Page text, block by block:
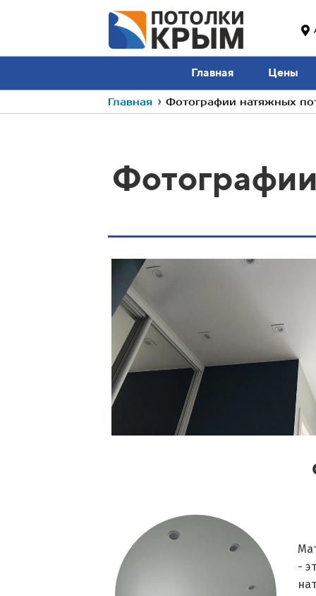
Главная Цены
Главная › Фотографии натяжных
-